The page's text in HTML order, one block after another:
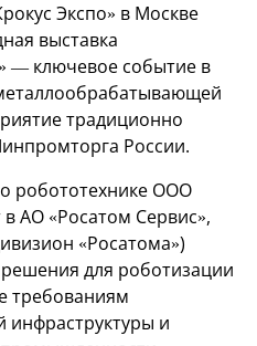
Экспо» в Москве
выставка
— ключевое событие в
традиционно
России.
робототехнике ООО
АО «Росатом Сервис»,
«Росатома»)
для роботизации
требованиям
инфраструктуры и